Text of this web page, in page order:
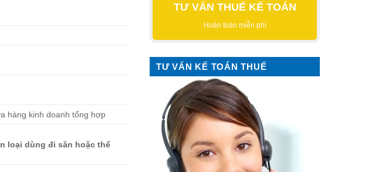
hàng kinh doanh tổng hợp
loại dùng đi săn hoặc thể
TƯ VẤN THUẾ KẾ TOÁN
Hoàn toàn miễn phí
TƯ VẤN KẾ TOÁN THUẾ